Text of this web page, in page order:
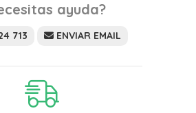
ayuda?
713 ENVIAR EMAIL